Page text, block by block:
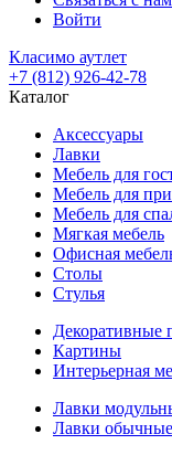
Войти
Класимо аутлет
+7 (812) 926-42-78
Каталог
Аксессуары
Лавки
Мебель для
Мебель для
Мебель для
Мягкая мебель
Офисная
Столы
Стулья
Декоративные
Картины
Интерьерная
Лавки
Лавки обычные